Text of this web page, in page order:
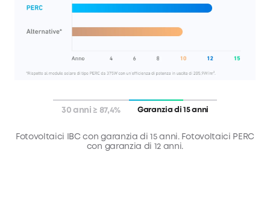
30 anni ≥ 87,4% Garanzia di 15 anni
Fotovoltaici IBC con garanzia di 30 anni su un output ≥
87,4%. Fotovoltaici PERC con garanzia di 25 anni su un